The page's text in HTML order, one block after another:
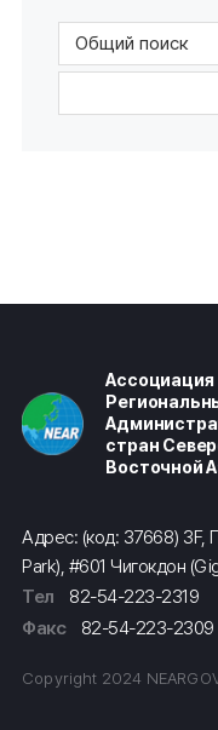
Ассоциация
стран
Восточной
Адрес: (код: 37668) 3F,
Park), #601 Чигокдон
Тел
82-54-223-2319
Факс
82-54-223-2309
Copyright 2024